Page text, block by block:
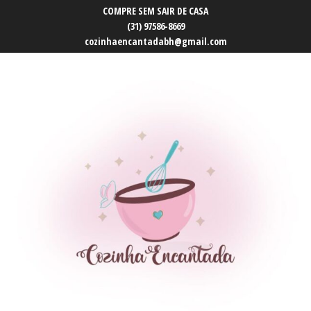
COMPRE SEM SAIR DE CASA
(31) 97586-8669
cozinhaencantadabh@gmail.com